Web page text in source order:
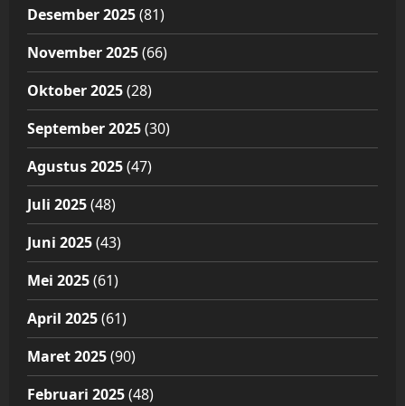
Desember 2025(81)
November 2025(66)
Oktober 2025(28)
September 2025(30)
Agustus 2025(47)
Juli 2025(48)
Juni 2025(43)
Mei 2025(61)
April 2025(61)
Maret 2025(90)
Februari 2025(48)